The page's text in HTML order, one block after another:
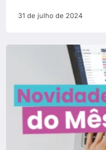
31 de julho de 2024